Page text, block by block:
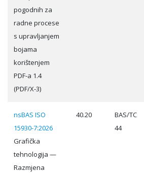
pogodnih za
radne procese
s upravljanjem
bojama
korištenjem
PDF-a 1.4
(PDF/X-3)
nsBAS ISO
15930-7:2026
Grafička
tehnologija —
Razmjena
40.20
BAS/TC
44